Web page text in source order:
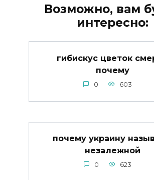
Возможно, вам
интересно:
гибискус цветок
почему
0 603
почему украину
незалежной
0 623